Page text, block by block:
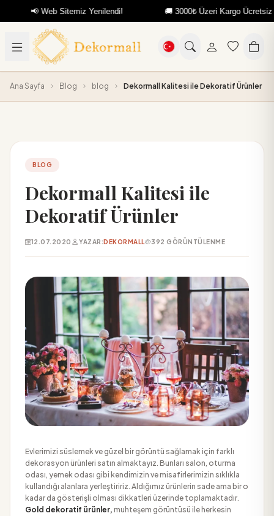
📢 Web Sitemiz Yenilendi! 🚚 3000₺ Üzeri Kargo Ücretsiz
Ana Sayfa Blog blog Dekormall Kalitesi ile Dekoratif Ürünler
BLOG
Dekormall Kalitesi ile
Dekoratif Ürünler
12.07.2020 YAZAR:DEKORMALL 392 GÖRÜNTÜLENME
Evlerimizi süslemek ve güzel bir görüntü sağlamak için farklı
dekorasyon ürünleri satın almaktayız. Bunları salon, oturma
odası, yemek odası gibi kendimizin ve misafirlerimizin sıklıkla
kullandığı alanlara yerleştiririz. Aldığımız ürünlerin sade ama bir o
kadar da gösterişli olması dikkatleri üzerinde toplamaktadır.
Gold dekoratif ürünler, muhteşem görüntüsü ile herkesin